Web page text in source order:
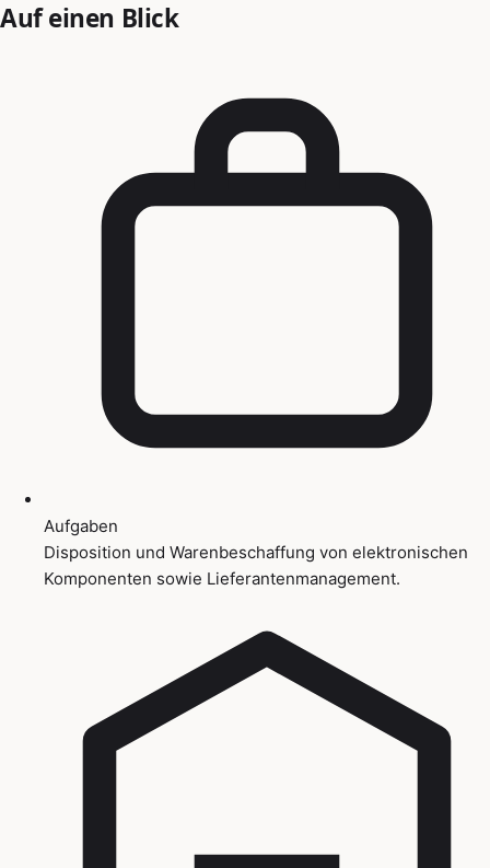
Auf einen Blick
Aufgaben
Disposition und Warenbeschaffung von elektronischen
Komponenten sowie Lieferantenmanagement.